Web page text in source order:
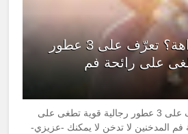
هل تدخن بشراهة؟ تعرّف على 3 عطور
على رائحة فم
هل تدخن بشراهة؟ تعرّف على 3 عطور رجالية قوية تطغى على
فم المدخنين لا تدخن لا يمكنك -عزيزي-